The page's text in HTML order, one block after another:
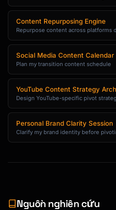
Content Repurposing Engine
Repurpose content across platforms
Social Media Content Calendar
Plan my transition content schedule
YouTube Content Strategy
Design YouTube-specific pivot
Personal Brand Clarity Session
Clarify my brand identity before
Nguồn nghiên cứu